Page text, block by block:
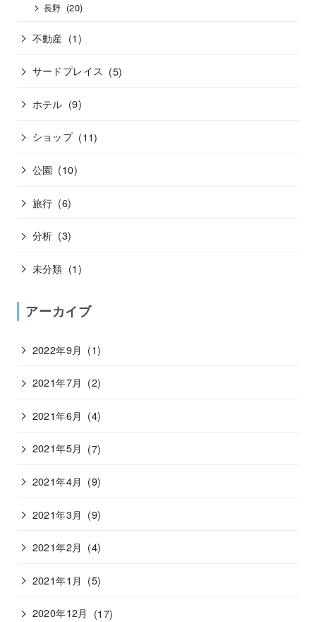
長野 (20)
不動産 (1)
サードプレイス (5)
ホテル (9)
ショップ (11)
公園 (10)
旅行 (6)
分析 (3)
未分類 (1)
アーカイブ
2022年9月 (1)
2021年7月 (2)
2021年6月 (4)
2021年5月 (7)
2021年4月 (9)
2021年3月 (9)
2021年2月 (4)
2021年1月 (5)
2020年12月 (17)